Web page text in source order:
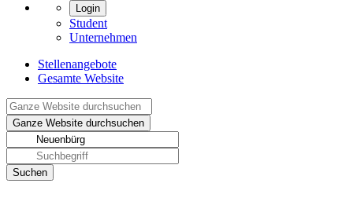
Login
Student
Unternehmen
Stellenangebote
Gesamte Website